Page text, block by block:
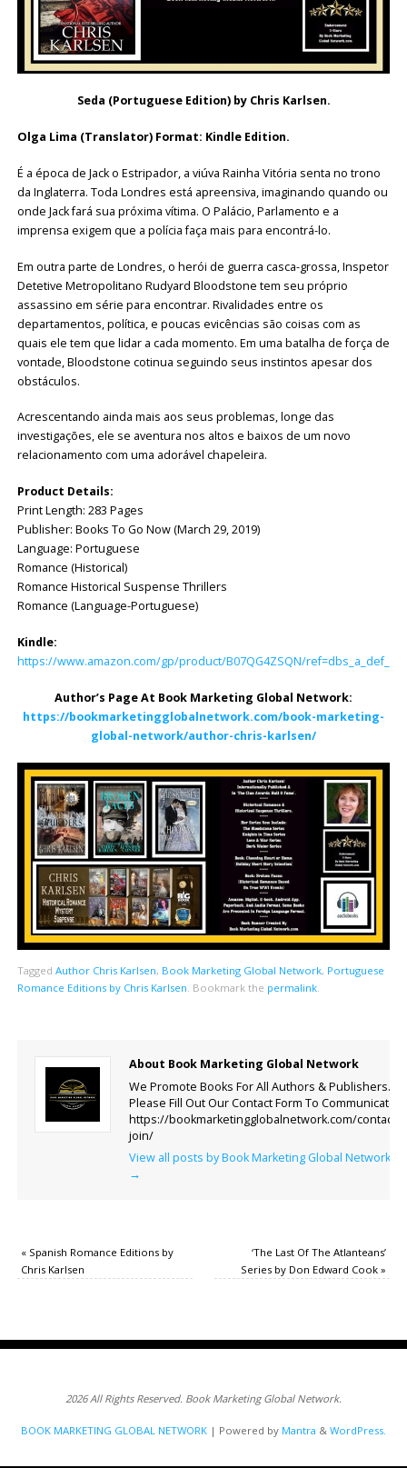
Seda (Portuguese Edition) by Chris Karlsen.
Olga Lima (Translator) Format: Kindle Edition.
É a época de Jack o Estripador, a viúva Rainha Vitória senta no trono
da Inglaterra. Toda Londres está apreensiva, imaginando quando ou
onde Jack fará sua próxima vítima. O Palácio, Parlamento e a
imprensa exigem que a polícia faça mais para encontrá-lo.
Em outra parte de Londres, o herói de guerra casca-grossa, Inspetor
Detetive Metropolitano Rudyard Bloodstone tem seu próprio
assassino em série para encontrar. Rivalidades entre os
departamentos, política, e poucas evicências são coisas com as
quais ele tem que lidar a cada momento. Em uma batalha de força de
vontade, Bloodstone cotinua seguindo seus instintos apesar dos
obstáculos.
Acrescentando ainda mais aos seus problemas, longe das
investigações, ele se aventura nos altos e baixos de um novo
relacionamento com uma adorável chapeleira.
Product Details:
Print Length: 283 Pages
Publisher: Books To Go Now (March 29, 2019)
Language: Portuguese
Romance (Historical)
Romance Historical Suspense Thrillers
Romance (Language-Portuguese)
Kindle:
https://www.amazon.com/gp/product/B07QG4ZSQN/
Author’s Page At Book Marketing Global Network:
https://bookmarketingglobalnetwork.com/book-marketing-
global-network/author-chris-karlsen/
Tagged Author Chris Karlsen, Book Marketing Global Network, Portuguese
Romance Editions by Chris Karlsen Bookmark the permalink.
About Book Marketing Global Network
We Promote Books For All Authors & Publishers.
Please Fill Out Our Contact Form To Communicate.
https://bookmarketingglobalnetwork.com/contact-
join/
View all posts by Book Marketing Global Network
→
«Spanish Romance Editions by
Chris Karlsen
‘The Last Of The Atlanteans’
Series by Don Edward Cook»
2026 All Rights Reserved. Book Marketing Global Network.
BOOK MARKETING GLOBAL NETWORK | Powered by Mantra & WordPress.